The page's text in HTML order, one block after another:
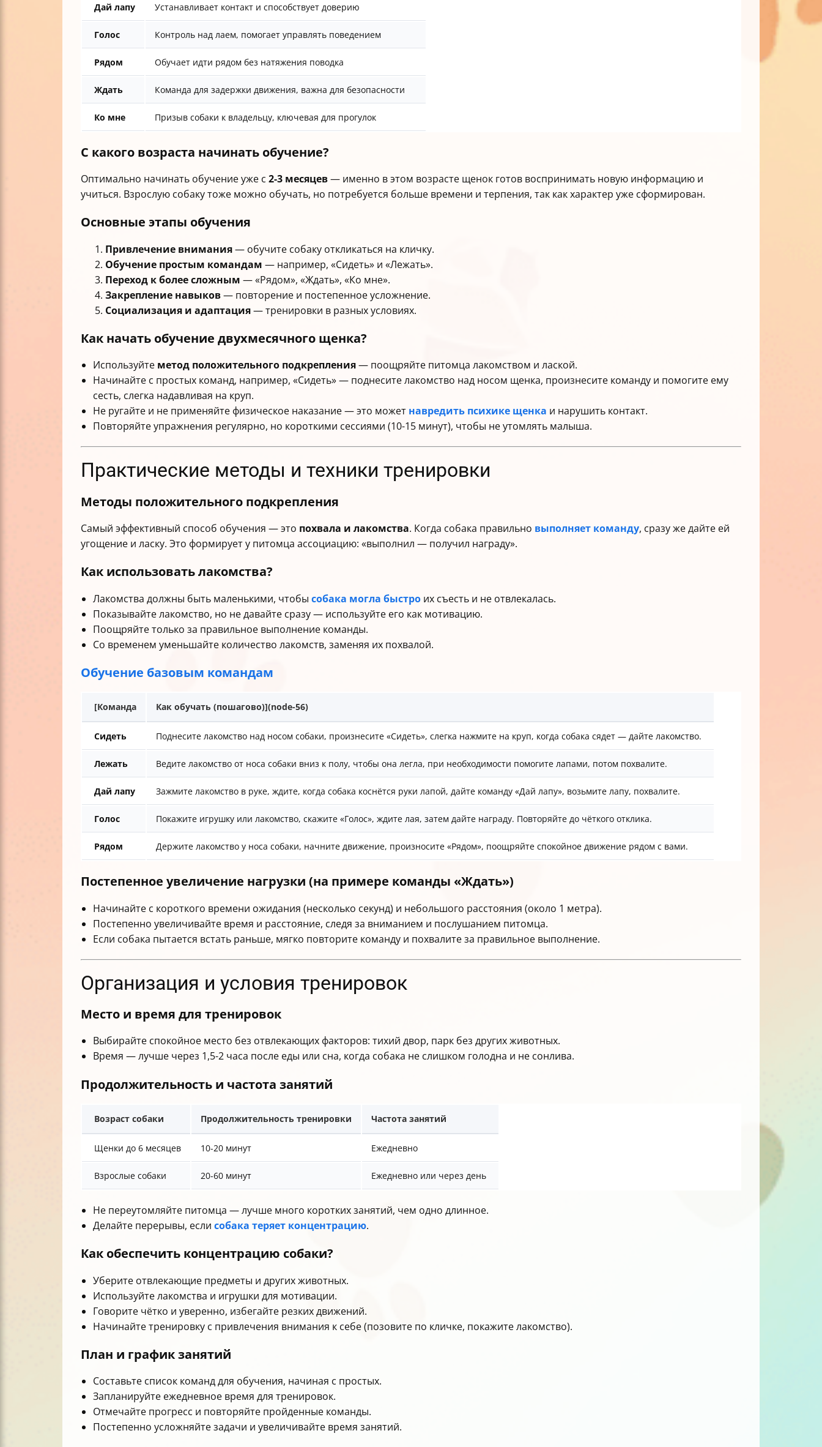
Дай лапу Устанавливает контакт и способствует доверию
Голос Контроль над лаем, помогает управлять поведением
Рядом Обучает идти рядом без натяжения поводка
Ждать Команда для задержки движения, важна для безопасности
Ко мне Призыв собаки к владельцу, ключевая для прогулок
С какого возраста начинать обучение?
Оптимально начинать обучение уже с 2-3 месяцев— именно в этом возрасте щенок готов воспринимать новую информацию и
учиться. Взрослую собаку тоже можно обучать, но потребуется больше времени и терпения, так как характер уже сформирован.
Основные этапы обучения
Привлечение внимания— обучите собаку откликаться на кличку.
Обучение простым командам — например, «Сидеть» и «Лежать».
Переход к более сложным — «Рядом», «Ждать», «Ко мне».
Закрепление навыков— повторение и постепенное усложнение.
Социализация и адаптация— тренировки в разных условиях.
Как начать обучение двухмесячного щенка?
Используйте метод положительного подкрепления— поощряйте питомца лакомством и лаской.
Начинайте с простых команд, например, «Сидеть» — поднесите лакомство над носом щенка, произнесите команду и помогите ему
сесть, слегка надавливая на круп.
Не ругайте и не применяйте физическое наказание — это может навредить психике щенка и нарушить контакт.
Повторяйте упражнения регулярно, но короткими сессиями (10-15 минут), чтобы не утомлять малыша.
Практические методы и техники тренировки
Методы положительного подкрепления
Самый эффективный способ обучения — это похвала и лакомства. Когда собака правильно выполняет команду, сразу же дайте ей
угощение и ласку. Это формирует у питомца ассоциацию: «выполнил — получил награду».
Как использовать лакомства?
Лакомства должны быть маленькими, чтобы собака могла быстро их съесть и не отвлекалась.
Показывайте лакомство, но не давайте сразу — используйте его как мотивацию.
Поощряйте только за правильное выполнение команды.
Со временем уменьшайте количество лакомств, заменяя их похвалой.
Обучение базовым командам
[Команда Как обучать (пошагово)](node-56)
Сидеть Поднесите лакомство над носом собаки, произнесите «Сидеть», слегка нажмите на круп, когда собака сядет — дайте лакомство.
Лежать Ведите лакомство от носа собаки вниз к полу, чтобы она легла, при необходимости помогите лапами, потом похвалите.
Дай лапу Зажмите лакомство в руке, ждите, когда собака коснётся руки лапой, дайте команду «Дай лапу», возьмите лапу, похвалите.
Голос Покажите игрушку или лакомство, скажите «Голос», ждите лая, затем дайте награду. Повторяйте до чёткого отклика.
Рядом Держите лакомство у носа собаки, начните движение, произносите «Рядом», поощряйте спокойное движение рядом с вами.
Постепенное увеличение нагрузки (на примере команды «Ждать»)
Начинайте с короткого времени ожидания (несколько секунд) и небольшого расстояния (около 1 метра).
Постепенно увеличивайте время и расстояние, следя за вниманием и послушанием питомца.
Если собака пытается встать раньше, мягко повторите команду и похвалите за правильное выполнение.
Организация и условия тренировок
Место и время для тренировок
Выбирайте спокойное место без отвлекающих факторов: тихий двор, парк без других животных.
Время — лучше через 1,5-2 часа после еды или сна, когда собака не слишком голодна и не сонлива.
Продолжительность и частота занятий
Возраст собаки Продолжительность тренировки Частота занятий
Щенки до 6 месяцев 10-20 минут Ежедневно
Взрослые собаки 20-60 минут Ежедневно или через день
Не переутомляйте питомца — лучше много коротких занятий, чем одно длинное.
Делайте перерывы, если собака теряет концентрацию.
Как обеспечить концентрацию собаки?
Уберите отвлекающие предметы и других животных.
Используйте лакомства и игрушки для мотивации.
Говорите чётко и уверенно, избегайте резких движений.
Начинайте тренировку с привлечения внимания к себе (позовите по кличке, покажите лакомство).
План и график занятий
Составьте список команд для обучения, начиная с простых.
Запланируйте ежедневное время для тренировок.
Отмечайте прогресс и повторяйте пройденные команды.
Постепенно усложняйте задачи и увеличивайте время занятий.